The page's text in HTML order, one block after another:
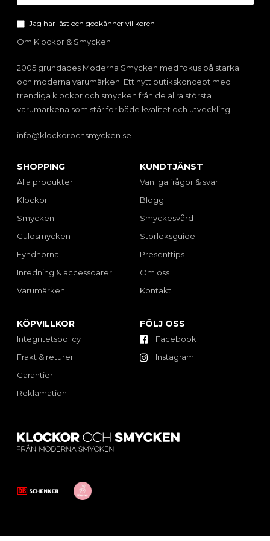
Jag har läst och godkänner villkoren
Om Klockor & Smycken
2005 grundades Moderna Smycken med fokus på starka
och moderna varumärken. Ett nytt butikskoncept med
trendiga klockor och smycken från de allra största
varumärkena som står för både kvalitet och utveckling.
info@klockorochsmycken.se
SHOPPING
Alla produkter
Klockor
Smycken
Guldsmycken
Fyndhörna
Inredning & accessoarer
Varumärken
KUNDTJÄNST
Vanliga frågor & svar
Blogg
Smyckesvård
Storleksguide
Presenttips
Om oss
Kontakt
KÖPVILLKOR
Integritetspolicy
Frakt & returer
Garantier
Reklamation
FÖLJ OSS
Facebook
Instagram